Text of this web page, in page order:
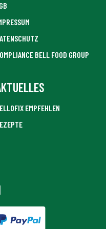
BELL FOOD GROUP
EMPFEHLEN